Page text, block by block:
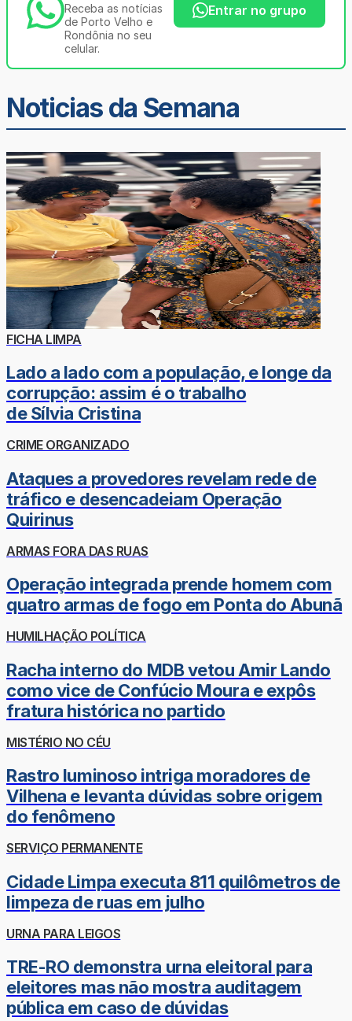
Receba as notícias
de Porto Velho e
Rondônia no seu
celular.
Entrar no grupo
Noticias da Semana
FICHA LIMPA
Lado a lado com a população, e longe da
corrupção: assim é o trabalho
de Sílvia Cristina
CRIME ORGANIZADO
Ataques a provedores revelam rede de
tráfico e desencadeiam Operação
Quirinus
ARMAS FORA DAS RUAS
Operação integrada prende homem com
quatro armas de fogo em Ponta do Abunã
HUMILHAÇÃO POLÍTICA
Racha interno do MDB vetou Amir Lando
como vice de Confúcio Moura e expôs
fratura histórica no partido
MISTÉRIO NO CÉU
Rastro luminoso intriga moradores de
Vilhena e levanta dúvidas sobre origem
do fenômeno
SERVIÇO PERMANENTE
Cidade Limpa executa 811 quilômetros de
limpeza de ruas em julho
URNA PARA LEIGOS
TRE-RO demonstra urna eleitoral para
eleitores mas não mostra auditagem
pública em caso de dúvidas